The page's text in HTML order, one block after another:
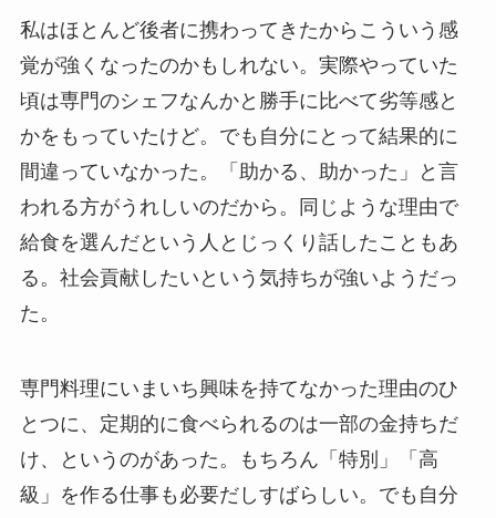
私はほとんど後者に携わってきたからこういう感
覚が強くなったのかもしれない。実際やっていた
頃は専門のシェフなんかと勝手に比べて劣等感と
かをもっていたけど。でも自分にとって結果的に
間違っていなかった。「助かる、助かった」と言
われる方がうれしいのだから。同じような理由で
給食を選んだという人とじっくり話したこともあ
る。社会貢献したいという気持ちが強いようだっ
た。
専門料理にいまいち興味を持てなかった理由のひ
とつに、定期的に食べられるのは一部の金持ちだ
け、というのがあった。もちろん「特別」「高
級」を作る仕事も必要だしすばらしい。でも自分